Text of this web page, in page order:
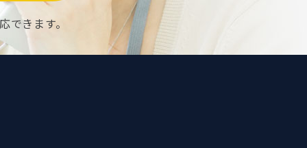
できます。